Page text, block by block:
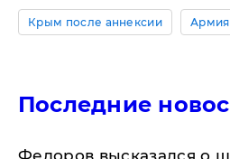
Крым после аннексии
Последние
Федоров высказался о